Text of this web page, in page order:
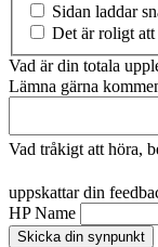
Sidan laddar
Det är roligt att
Vad är din totala
Lämna gärna
Vad tråkigt att höra,
uppskattar din
HP Name
Skicka din synpunkt